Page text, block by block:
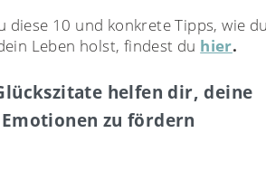
diese 10 und konkrete Tipps, wie
Leben holst, findest du hier.
helfen dir, deine
zu fördern